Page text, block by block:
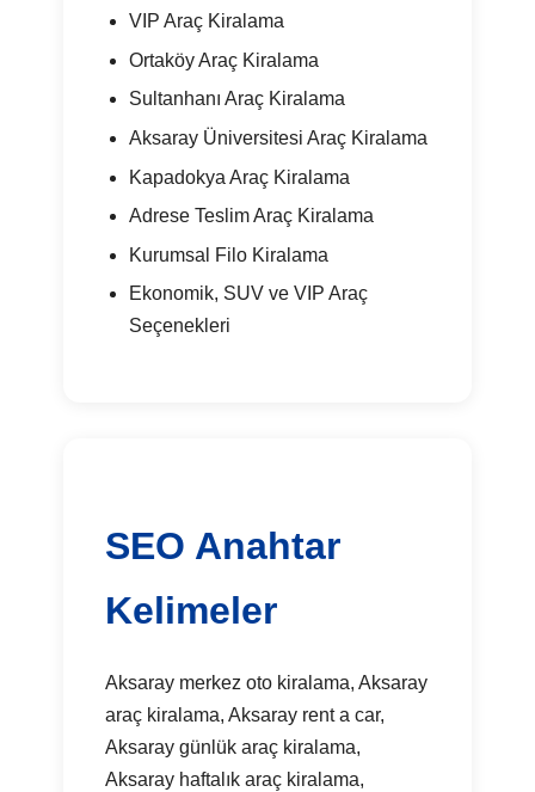
VIP Araç Kiralama
Ortaköy Araç Kiralama
Sultanhanı Araç Kiralama
Aksaray Üniversitesi Araç Kiralama
Kapadokya Araç Kiralama
Adrese Teslim Araç Kiralama
Kurumsal Filo Kiralama
Ekonomik, SUV ve VIP Araç
Seçenekleri
SEO Anahtar
Kelimeler
Aksaray merkez oto kiralama, Aksaray
araç kiralama, Aksaray rent a car,
Aksaray günlük araç kiralama,
Aksaray haftalık araç kiralama,